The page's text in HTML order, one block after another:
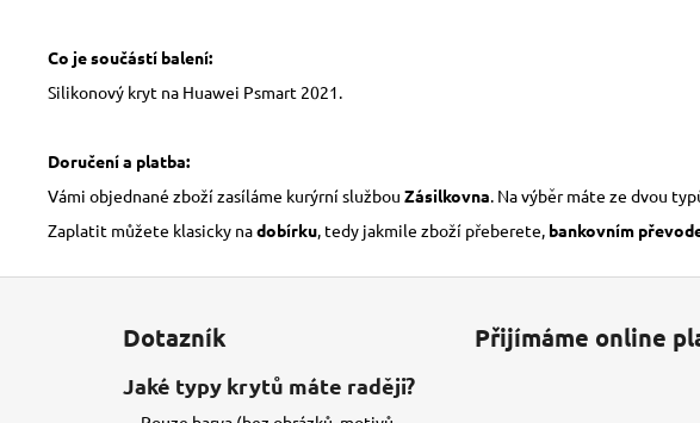
Co je součástí balení:
Silikonový kryt na Huawei Psmart 2021.
Doručení a platba:
Vámi objednané zboží zasíláme kurýrní službou Zásilkovna . Na výběr máte ze dvou
Zaplatit můžete klasicky nadobírku , tedy jakmile zboží přeberete, bankovním
Dotazník
Jaké typy krytů máte raději?
Přijímáme online